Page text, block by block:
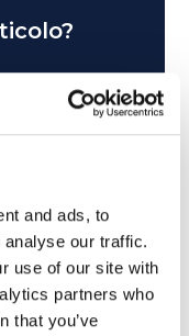
and ads, to
our traffic.
use of our site with
partners who
that you’ve
School. Tutte le
esclusive per te.